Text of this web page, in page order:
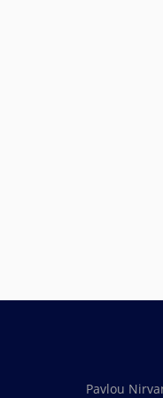
Pavlou